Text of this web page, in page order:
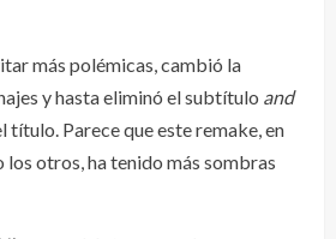
más polémicas, cambió la
y hasta eliminó el subtítulo and
título. Parece que este remake, en
otros, ha tenido más sombras